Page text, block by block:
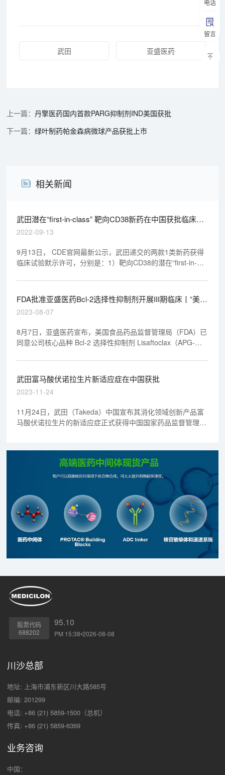
电话
留言
武田 亚盛医药
丹擎医药国内首款PARG抑制剂IND美国获批
绿叶制药帕金森病微球产品获批上市
相关新闻
武田潜在“first-in-class” 靶向CD38新药在中国获批临床丨
“美”天新药事
2022-09-13
9月13日， CDE官网最新公示，武田递交的两款1类新药获得
临床试验默示许可，分别是：1）靶向CD38的潜在“first-in-
573），拟开发用于多发性骨髓瘤（MM）；2）SUMO抑制剂
TAK-981注射液，拟开发用于CD20阳性的复发/难治性非霍奇
金淋巴瘤。
FDA批准亚盛医药Bcl-2选择性抑制剂开展III期临床丨“美”
天新药事
2023-08-07
8月7日，亚盛医药宣布，美国食品药品监督管理局（FDA）已
同意公司核心品种 Bcl-2 选择性抑制剂 Lisaftoclax（APG-
往接受治疗的慢性淋巴细胞白血病（CLL）/ 小淋巴细胞淋巴
瘤 ( SLL ) 患者。
武田富马酸伏诺拉生片新适应症在中国获批
2023-11-24
11月24日，武田（Takeda）中国宣布其消化领域创新产品富
马酸伏诺拉生片的新适应症正式获得中国国家药品监督管理局
将为中国庞大的幽门螺杆菌感染人群提供"新武器"，开启"除
幽"新篇章，夯实胃癌一级预防防线。
股票代码
688202
95.10
PM 15:38•2026-08-08
川沙总部
地址: 上海市浦东新区川大路585号
邮编: 201299
电话: +86 (21) 5859-1500（总机）
传真: +86 (21) 5859-6369
业务咨询
中国：